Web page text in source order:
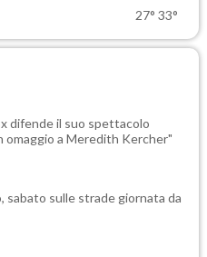
27° 33°
difende il suo spettacolo
omaggio a Meredith Kercher"
sabato sulle strade giornata da